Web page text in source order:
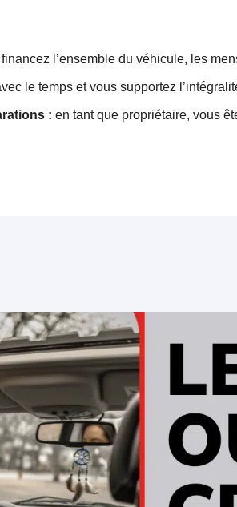
l’ensemble du véhicule, les
le temps et vous supportez
: en tant que propriétaire, vous